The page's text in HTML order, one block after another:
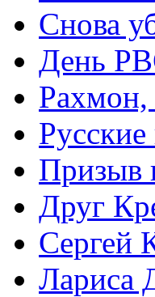
Снова
День
Рахмон,
Призыв
Друг
Сергей
Лариса